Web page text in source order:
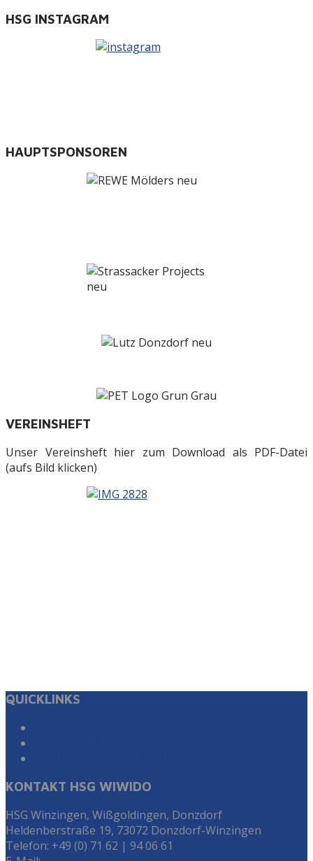
HSG INSTAGRAM
HAUPTSPONSOREN
VEREINSHEFT
Unser Vereinsheft hier zum Download als PDF-Datei
(aufs Bild klicken)
QUICKLINKS
KONTAKT HSG WIWIDO
HSG Winzingen, Wißgoldingen, Donzdorf
Heldenberstraße 19, 73072 Donzdorf-Winzingen
Telefon: +49 (0) 71 62 | 94 06 61